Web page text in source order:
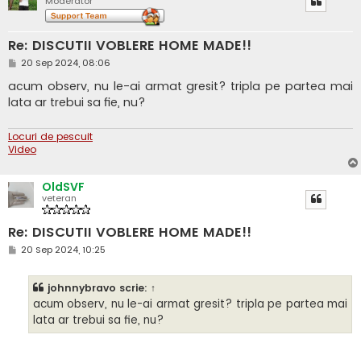
Re: DISCUTII VOBLERE HOME MADE!!
M
s
a
j
20 Sep 2024, 08:06
acum observ, nu le-ai armat gresit? tripla pe partea mai
lata ar trebui sa fie, nu?
Locuri de pescuit
Video
OldSVF
veteran
Re: DISCUTII VOBLERE HOME MADE!!
M
20 Sep 2024, 10:25
johnnybravo scrie: ↑
acum observ, nu le-ai armat gresit? tripla pe partea mai
lata ar trebui sa fie, nu?